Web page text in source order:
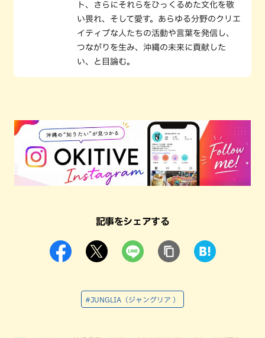
ト、さらにそれらをひっくるめた文化を敬
い畏れ、そして愛す。あらゆる分野のクリエ
イティブな人たちの活動や言葉を発信し、
つながりを生み、沖縄の未来に貢献した
い、と目論む。
記事をシェアする
#JUNGLIA（ジャングリア ）